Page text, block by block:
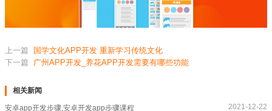
上一篇
国学文化APP开发 重新学习传统文化
下一篇
广州APP开发_养花APP开发需要有哪些功能
相关新闻
安卓app开发步骤,安卓开发app步骤课程 2021-12-22